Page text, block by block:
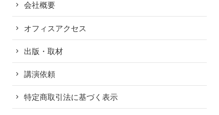
会社概要
オフィスアクセス
出版・取材
講演依頼
特定商取引法に基づく表示